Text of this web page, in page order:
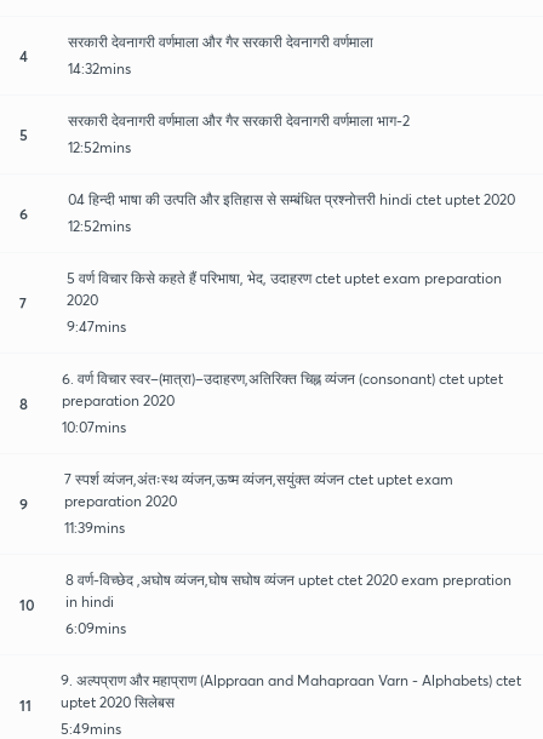
4
सरकारी देवनागरी वर्णमाला और गैर सरकारी देवनागरी वर्णमाला
14:32mins
5
सरकारी देवनागरी वर्णमाला और गैर सरकारी देवनागरी वर्णमाला भाग-2
12:52mins
6
04 हिन्दी भाषा की उत्पति और इतिहास से सम्बंधित प्रश्नोत्तरी hindi ctet uptet 2020
12:52mins
7
5 वर्ण विचार किसे कहते हैं परिभाषा, भेद, उदाहरण ctet uptet exam preparation
2020
9:47mins
8
6. वर्ण विचार स्वर–(मात्रा)–उदाहरण,अतिरिक्त चिह्न व्यंजन (consonant) ctet uptet
preparation 2020
10:07mins
9
7 स्पर्श व्यंजन,अंतःस्थ व्यंजन,ऊष्म व्यंजन,सयुंक्त व्यंजन ctet uptet exam
preparation 2020
11:39mins
10
8 वर्ण-विच्छेद ,अघोष व्यंजन,घोष सघोष व्यंजन uptet ctet 2020 exam prepration
in hindi
6:09mins
11
9. अल्पप्राण और महाप्राण (Alppraan and Mahapraan Varn - Alphabets) ctet
uptet 2020 सिलेबस
5:49mins